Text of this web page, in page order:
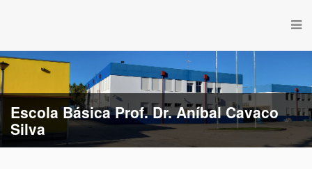
Escola Básica Prof. Dr. Aníbal Cavaco
Silva